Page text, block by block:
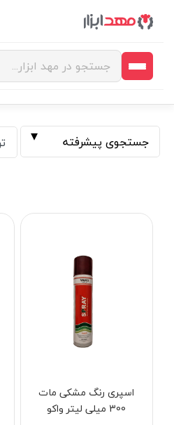
جستجوی پیشرفته
فیلتر بر اساس قیمت
اسپری رنگ مشکی مات
300 میلی لیتر واکو